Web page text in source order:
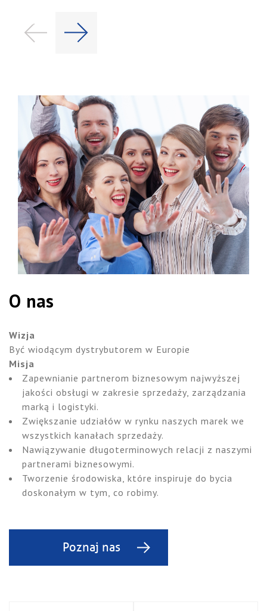
O nas
Wizja
Być wiodącym dystrybutorem w Europie
Misja
Zapewnianie partnerom biznesowym najwyższej
jakości obsługi w zakresie sprzedaży, zarządzania
marką i logistyki.
Zwiększanie udziałów w rynku naszych marek we
wszystkich kanałach sprzedaży.
Nawiązywanie długoterminowych relacji z naszymi
partnerami biznesowymi.
Tworzenie środowiska, które inspiruje do bycia
doskonałym w tym, co robimy.
Poznaj nas